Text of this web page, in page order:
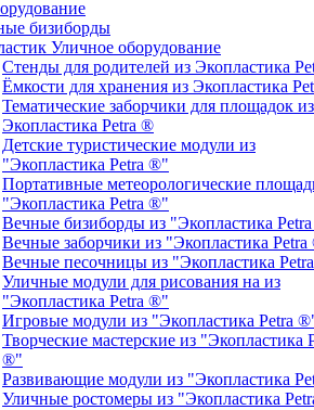
бизиборды
Уличное оборудование
Стенды для родителей из Экопластика
Ёмкости для хранения из Экопластика
Тематические заборчики для площадок из
Экопластика Petra ®
Детские туристические модули из
"Экопластика Petra ®"
Портативные метеорологические
"Экопластика Petra ®"
Вечные бизиборды из "Экопластика
Вечные заборчики из "Экопластика
Вечные песочницы из "Экопластика
Уличные модули для рисования на из
"Экопластика Petra ®"
Игровые модули из "Экопластика Petra
Творческие мастерские из "Экопластика
®"
Развивающие модули из "Экопластика
Уличные ростомеры из "Экопластика